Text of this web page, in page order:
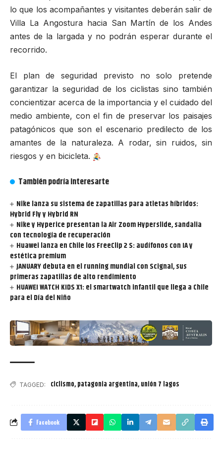
lo que los acompañantes y visitantes deberán salir de
Villa La Angostura hacia San Martín de los Andes
antes de la largada y no podrán esperar durante el
recorrido.
El plan de seguridad previsto no solo pretende
garantizar la seguridad de los ciclistas sino también
concientizar acerca de la importancia y el cuidado del
medio ambiente, con el fin de preservar los paisajes
patagónicos que son el escenario predilecto de los
amantes de la naturaleza. A rodar, sin ruidos, sin
riesgos y en bicicleta.
También podría interesarte
Nike lanza su sistema de zapatillas para atletas híbridos:
Hybrid Fly y Hybrid RN
Nike y Hyperice presentan la Air Zoom Hyperslide, sandalia
con tecnología de recuperación
Huawei lanza en Chile los FreeClip 2 S: audífonos con IA y
estética premium
JANUARY debuta en el running mundial con Scignal, sus
primeras zapatillas de alto rendimiento
HUAWEI WATCH KIDS X1: el smartwatch infantil que llega a Chile
para el Día del Niño
TAGGED: ciclismo,patagonia argentina,unión 7 lagos
Facebook